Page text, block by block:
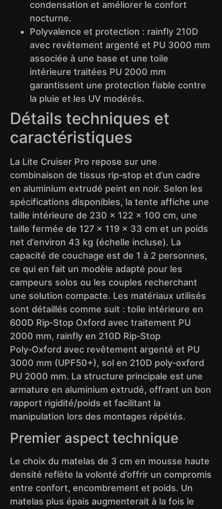
condensation et améliorer le confort
nocturne.
Polyvalence et protection : rainfly 210D
avec revêtement argenté et PU 3000 mm
associée à une base et une toile
intérieure traitées PU 2000 mm
garantissent une protection fiable contre
la pluie et les UV modérés.
Détails techniques et
caractéristiques
La Lite Cruiser Pro repose sur une
combinaison de tissus rip‑stop et d’un cadre
en aluminium extrudé peint en noir. Selon les
spécifications disponibles, la tente affiche une
taille intérieure de 230 × 122 × 100 cm, une
taille fermée de 127 × 119 × 33 cm et un poids
net d’environ 43 kg (échelle incluse). La
capacité de couchage est de 1 à 2 personnes,
ce qui en fait un modèle adapté pour les
campeurs solos ou les couples recherchant
une solution compacte. Les matériaux utilisés
sont détaillés comme suit : toile intérieure en
600D Rip‑Stop Oxford avec traitement PU
2000 mm, rainfly en 210D Rip‑Stop
Poly‑Oxford avec revêtement argenté et PU
3000 mm (UPF50+), sol en 210D poly‑oxford
PU 2000 mm. La structure principale est une
armature en aluminium extrudé, offrant un bon
rapport rigidité/poids et facilitant la
manipulation lors des montages répétés.
Premier aspect technique
Le choix du matelas de 3 cm en mousse haute
densité reflète la volonté d’offrir un compromis
entre confort, encombrement et poids. Un
matelas plus épais augmenterait à la fois le